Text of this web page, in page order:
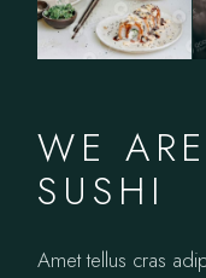
WE
SUSHI
Amet tellus cras